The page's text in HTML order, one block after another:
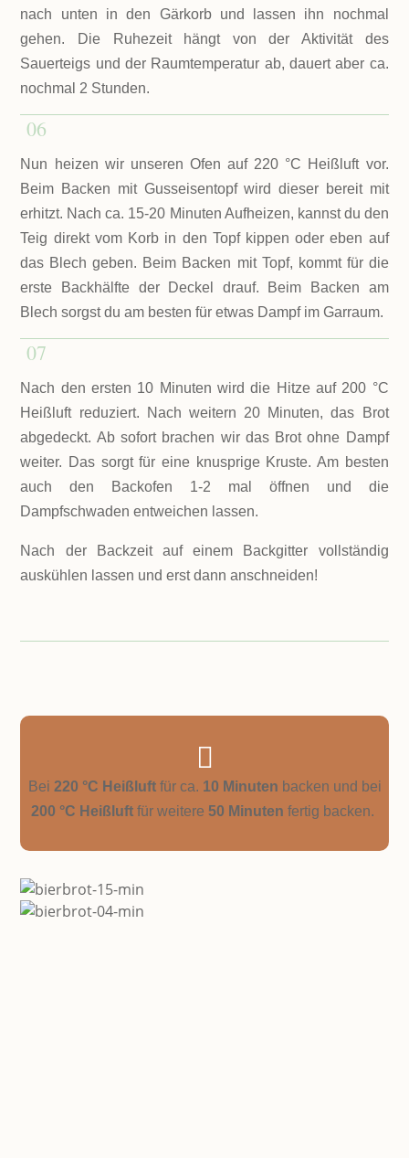
nach unten in den Gärkorb und lassen ihn nochmal
gehen. Die Ruhezeit hängt von der Aktivität des
Sauerteigs und der Raumtemperatur ab, dauert aber ca.
nochmal 2 Stunden.
06
Nun heizen wir unseren Ofen auf 220 °C Heißluft vor.
Beim Backen mit Gusseisentopf wird dieser bereit mit
erhitzt. Nach ca. 15-20 Minuten Aufheizen, kannst du den
Teig direkt vom Korb in den Topf kippen oder eben auf
das Blech geben. Beim Backen mit Topf, kommt für die
erste Backhälfte der Deckel drauf. Beim Backen am
Blech sorgst du am besten für etwas Dampf im Garraum.
07
Nach den ersten 10 Minuten wird die Hitze auf 200 °C
Heißluft reduziert. Nach weitern 20 Minuten, das Brot
abgedeckt. Ab sofort brachen wir das Brot ohne Dampf
weiter. Das sorgt für eine knusprige Kruste. Am besten
auch den Backofen 1-2 mal öffnen und die
Dampfschwaden entweichen lassen.
Nach der Backzeit auf einem Backgitter vollständig
auskühlen lassen und erst dann anschneiden!

Bei 220 °C Heißluftfür ca. 10 Minuten backen und bei
200 °C Heißluft für weitere 50 Minuten fertig backen.